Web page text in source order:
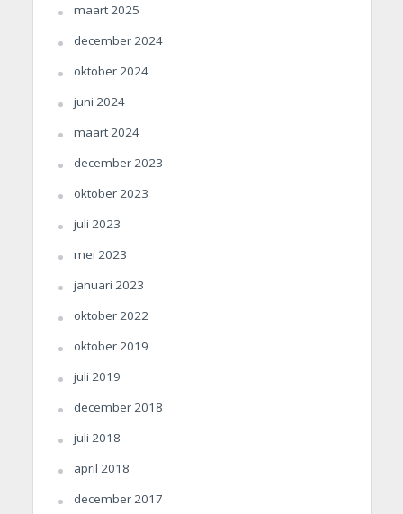
maart 2025
december 2024
oktober 2024
juni 2024
maart 2024
december 2023
oktober 2023
juli 2023
mei 2023
januari 2023
oktober 2022
oktober 2019
juli 2019
december 2018
juli 2018
april 2018
december 2017